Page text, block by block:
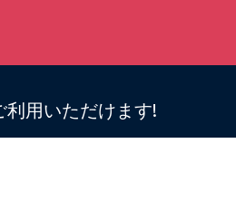
用いただけます!